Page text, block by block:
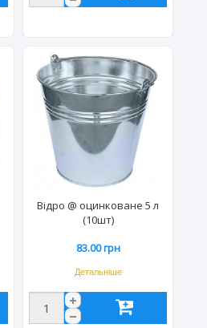
Відро @ оцинковане 5 л
(10шт)
83.00 грн
Детальніше